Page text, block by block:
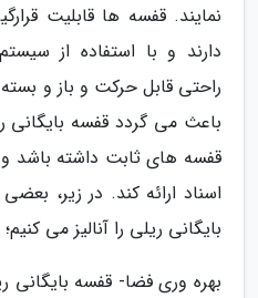
نمایند. قفسه ها قابلیت
دارند و با استفاده از
راحتی قابل حرکت و باز و
باعث می گردد قفسه بایگانی
قفسه های ثابت داشته باشد
اسناد ارائه کند. در زیر،
بایگانی ریلی را آنالیز می کنیم؛
بهره وری فضا- قفسه بایگانی